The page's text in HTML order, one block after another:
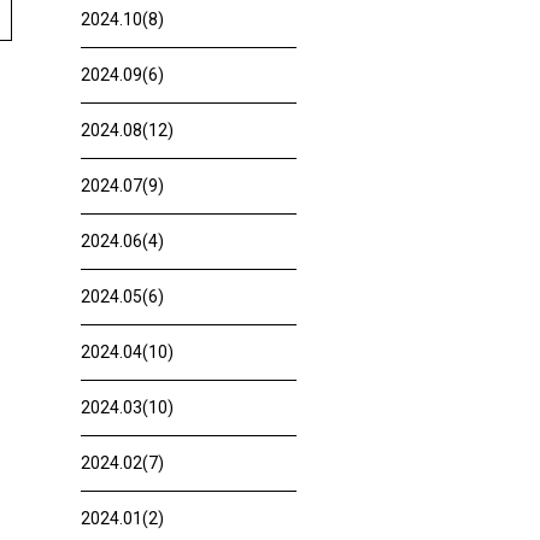
2024.10(8)
2024.09(6)
2024.08(12)
2024.07(9)
2024.06(4)
2024.05(6)
2024.04(10)
2024.03(10)
2024.02(7)
2024.01(2)